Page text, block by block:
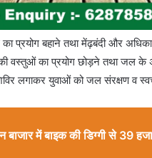
का प्रयोग बहाने तथा मेंढ़बंदी और
की वस्तुओं का प्रयोग छोड़ने तथा जल के
लगाकर युवाओं को जल संरक्षण व
बाजार में बाइक की डिग्गी से 39